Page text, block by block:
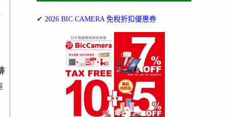
✔ 2026 BIC CAMERA 免稅折扣優惠券